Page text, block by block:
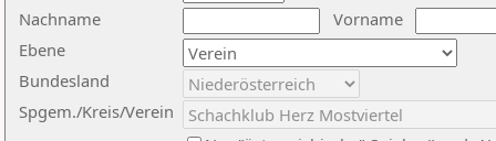
Nachname
Vorname
Ebene
Bundesland
Spgem./Kreis/Verein